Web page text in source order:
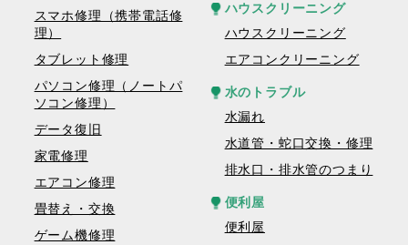
スマホ修理（携帯電話修
理）
タブレット修理
パソコン修理（ノートパ
ソコン修理）
データ復旧
家電修理
エアコン修理
畳替え・交換
ゲーム機修理
ハウスクリーニング
ハウスクリーニング
エアコンクリーニング
水のトラブル
水漏れ
水道管・蛇口交換・修理
排水口・排水管のつまり
便利屋
便利屋